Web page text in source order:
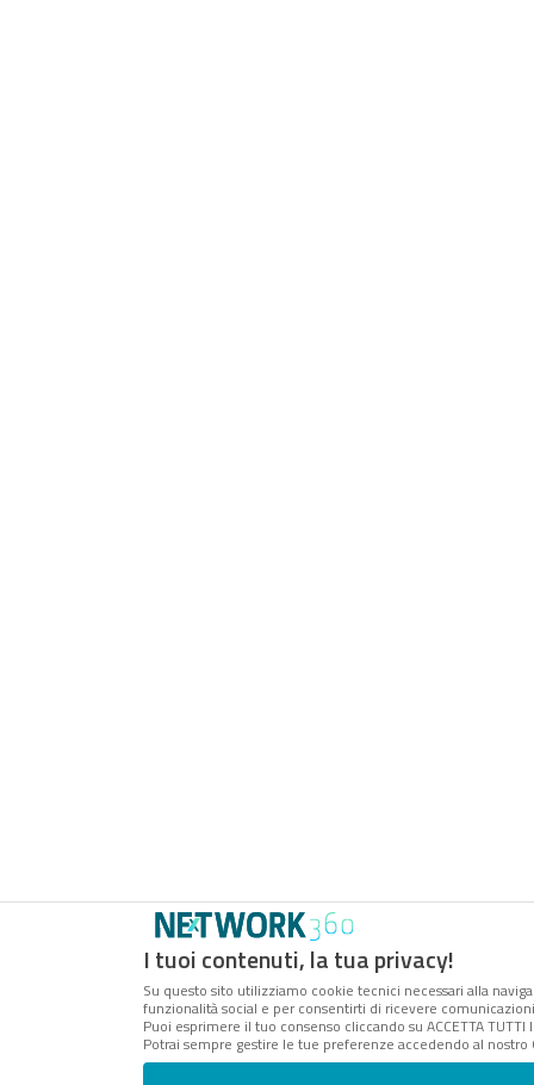
I tuoi contenuti, la tua privacy!
Su questo sito utilizziamo cookie tecnici necessari alla
funzionalità social e per consentirti di ricevere
Puoi esprimere il tuo consenso cliccando su ACCETTA
Potrai sempre gestire le tue preferenze accedendo al